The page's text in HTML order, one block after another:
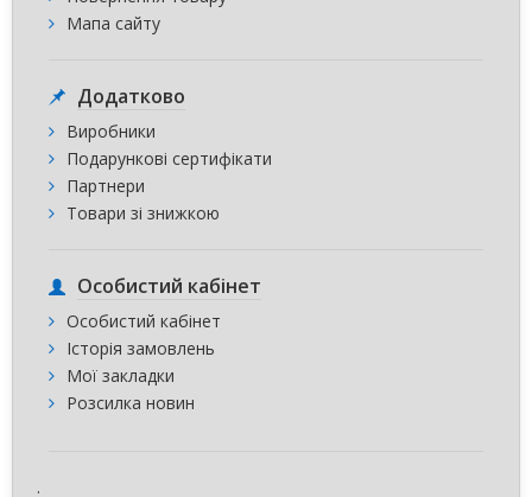
Мапа сайту
Додатково
Виробники
Подарункові сертифікати
Партнери
Товари зі знижкою
Особистий кабінет
Особистий кабінет
Історія замовлень
Мої закладки
Розсилка новин
.